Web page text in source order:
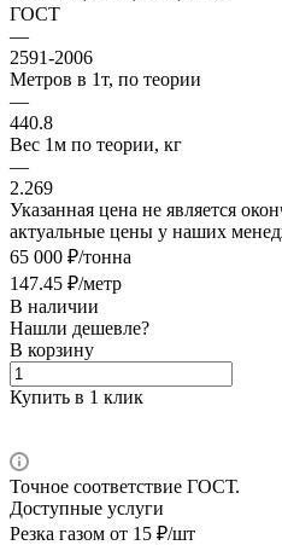
ГОСТ
—
2591-2006
Метров в 1т, по теории
—
440.8
Вес 1м по теории, кг
—
2.269
Указанная цена не является
актуальные цены у наших
65 000 ₽/тонна
147.45 ₽/метр
В наличии
Нашли дешевле?
В корзину
Купить в 1 клик
Точное соответствие ГОСТ.
Доступные услуги
Резка газом от 15 ₽/шт